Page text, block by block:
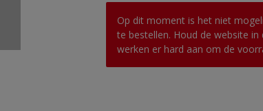
Op dit moment is het niet
te bestellen. Houd de website in
werken er hard aan om de